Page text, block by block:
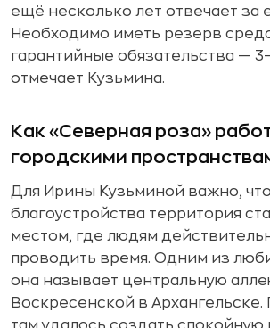
ещё несколько лет отвечает за
Необходимо иметь резерв
гарантийные обязательства —
отмечает Кузьмина.
Как «Северная роза»
городскими
Для Ирины Кузьминой важно,
благоустройства территория
местом, где людям
проводить время. Одним из
она называет центральную
Воскресенской в Архангельске.